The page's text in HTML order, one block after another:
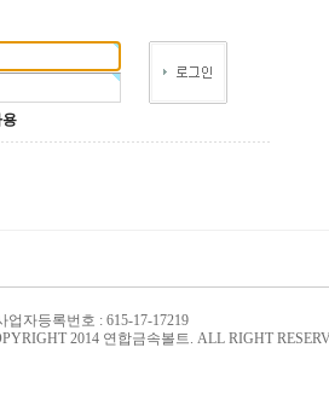
업자등록번호 : 615-17-17219
2014 연합금속볼트. ALL RIGHT